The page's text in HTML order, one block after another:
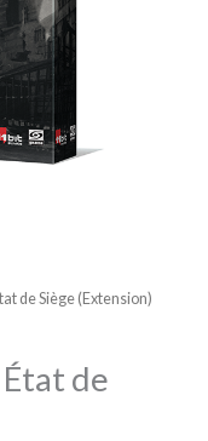
de Siège (Extension)
de